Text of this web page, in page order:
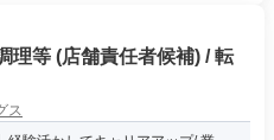
理等 (店舗責任者候補) / 転
ス